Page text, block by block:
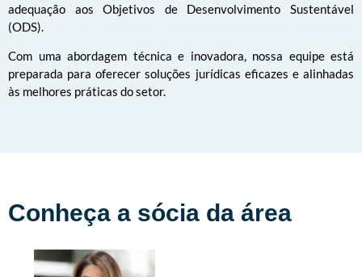
adequação aos Objetivos de Desenvolvimento Sustentável
(ODS).
Com uma abordagem técnica e inovadora, nossa equipe está
preparada para oferecer soluções jurídicas eficazes e alinhadas
às melhores práticas do setor.
Conheça a sócia da área